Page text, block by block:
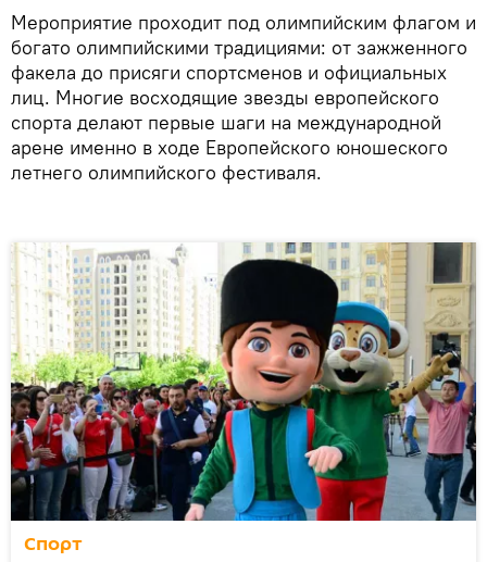
Мероприятие проходит под олимпийским флагом и
богато олимпийскими традициями: от зажженного
факела до присяги спортсменов и официальных
лиц. Многие восходящие звезды европейского
спорта делают первые шаги на международной
арене именно в ходе Европейского юношеского
летнего олимпийского фестиваля.
Спорт